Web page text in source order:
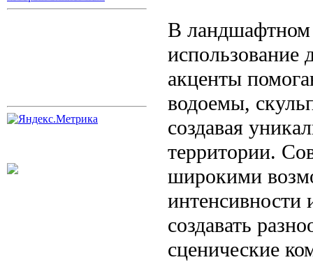
В ландшафтном
использование
акценты
водоемы,
создавая
территории.
широкими
интенсивности
создавать
сценические